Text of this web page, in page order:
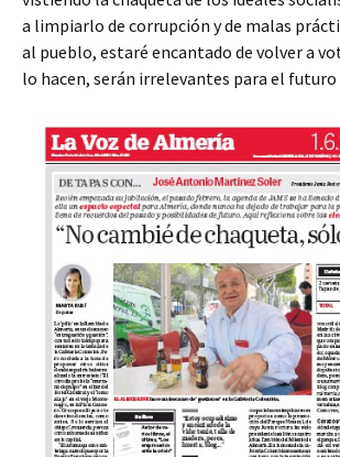
a limpiarlo de corrupción y de malas
al pueblo, estaré encantado de volver a
lo hacen, serán irrelevantes para el futuro